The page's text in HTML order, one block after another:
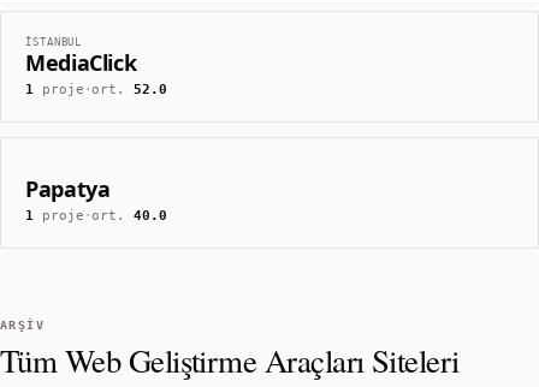
İSTANBUL
MediaClick
1proje ·ort.52.0
Papatya
1proje ·ort.40.0
ARŞIV
TümWeb Geliştirme AraçlarıSiteleri